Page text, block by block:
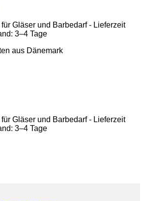
Gläser und Barbedarf - Lieferzeit
3–4 Tage
aus Dänemark
Gläser und Barbedarf - Lieferzeit
3–4 Tage